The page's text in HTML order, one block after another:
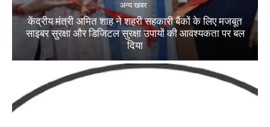
अन्य खबर
केंद्रीय मंत्री अमित शाह ने शहरी सहकारी बैंकों के लिए मजबूत
साइबर सुरक्षा और डिजिटल सुरक्षा उपायों की आवश्यकता पर बल
दिया